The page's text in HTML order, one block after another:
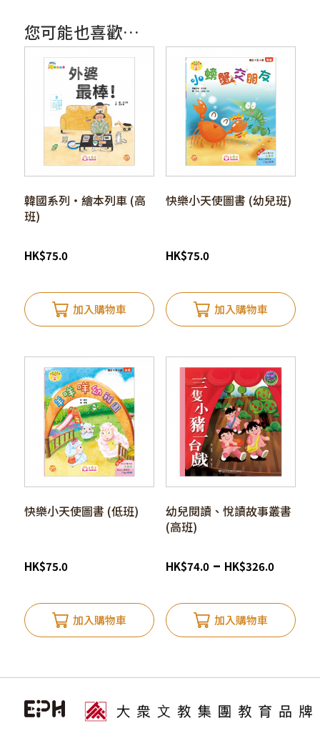
您可能也喜歡…
韓國系列‧繪本列車 (高
班)
HK$75.0
加入購物車
快樂小天使圖書 (幼兒班)
HK$75.0
加入購物車
快樂小天使圖書 (低班)
HK$75.0
加入購物車
幼兒閱讀、悅讀故事叢書
(高班)
HK$74.0– HK$326.0
加入購物車